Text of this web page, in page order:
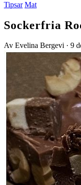
Tipsar Mat
Sockerfria
Av Evelina Bergevi · 9